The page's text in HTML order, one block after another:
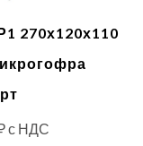
270х120х110
с НДС